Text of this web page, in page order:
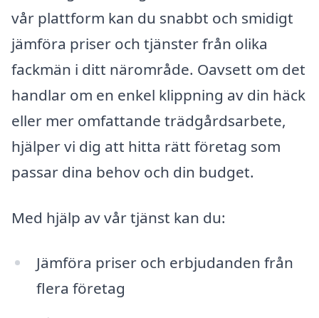
vår plattform kan du snabbt och smidigt
jämföra priser och tjänster från olika
fackmän i ditt närområde. Oavsett om det
handlar om en enkel klippning av din häck
eller mer omfattande trädgårdsarbete,
hjälper vi dig att hitta rätt företag som
passar dina behov och din budget.
Med hjälp av vår tjänst kan du:
Jämföra priser och erbjudanden från
flera företag